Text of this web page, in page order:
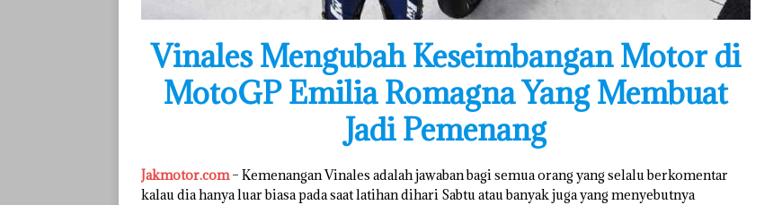
Vinales Mengubah Keseimbangan Motor di
MotoGP Emilia Romagna Yang Membuat
Jadi Pemenang
Jakmotor.com– Kemenangan Vinales adalah jawaban bagi semua orang yang selalu berkomentar
kalau dia hanya luar biasa pada saat latihan dihari Sabtu atau banyak juga yang menyebutnya